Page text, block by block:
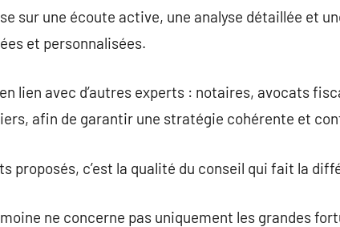
sur une écoute active, une analyse détaillée et
et personnalisées.
lien avec d’autres experts : notaires, avocats
afin de garantir une stratégie cohérente et
proposés, c’est la qualité du conseil qui fait la
ne concerne pas uniquement les grandes